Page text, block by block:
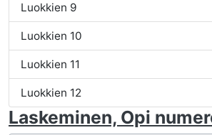
Luokkien 9
Luokkien 10
Luokkien 11
Luokkien 12
Laskeminen, Opi